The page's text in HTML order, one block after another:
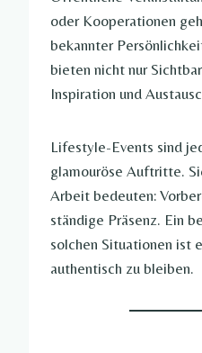
oder Kooperationen
bekannter
bieten nicht nur
Inspiration und
Lifestyle-Events sind
glamouröse Auftritte.
Arbeit bedeuten:
ständige Präsenz. Ein
solchen Situationen ist
authentisch zu bleiben.